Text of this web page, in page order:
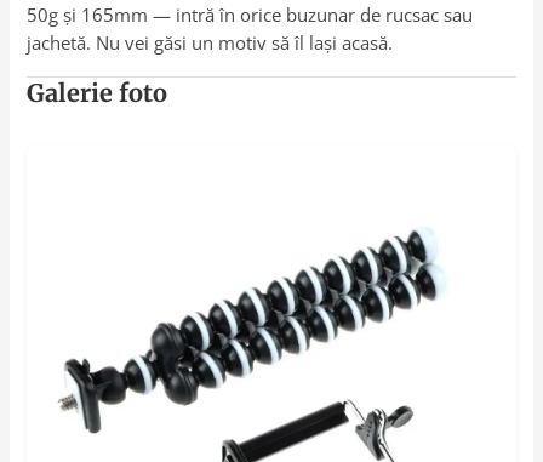
50g și 165mm — intră în orice buzunar de rucsac sau
jachetă. Nu vei găsi un motiv să îl lași acasă.
Galerie foto